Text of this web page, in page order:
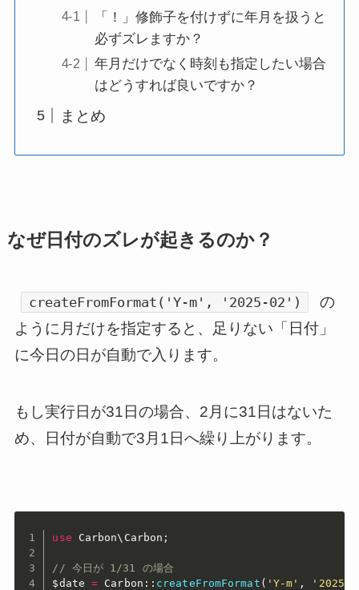
「！」修飾子を付けずに年月を扱うと
必ずズレますか？
年月だけでなく時刻も指定したい場合
はどうすれば良いですか？
まとめ
なぜ日付のズレが起きるのか？
createFromFormat('Y-m', '2025-02')
の
ように月だけを指定すると、足りない「日付」
に今日の日が自動で入ります。
もし実行日が31日の場合、2月に31日はないた
め、日付が自動で3月1日へ繰り上がります。
use Carbon\ Carbon ;
// 今日が 1/31 の場合
$date
= Carbon : : createFromFormat ( 'Y-m' ,
'2025-